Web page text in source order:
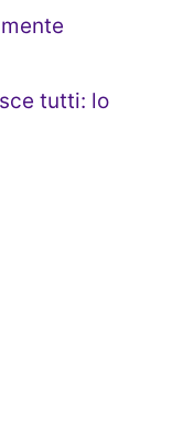
tutti: lo